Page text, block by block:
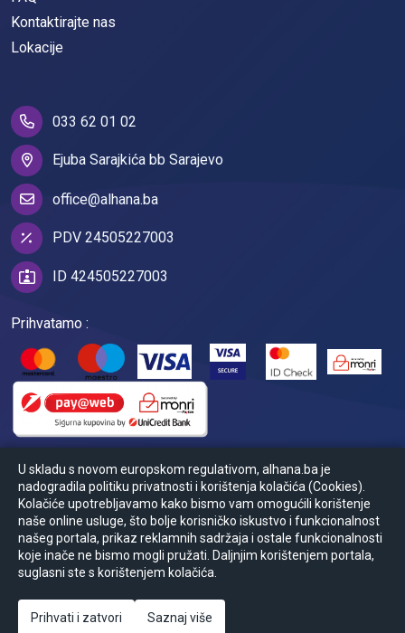
Kontaktirajte nas
Lokacije
033 62 01 02
Ejuba Sarajkića bb Sarajevo
office@alhana.ba
PDV 24505227003
ID 424505227003
Prihvatamo :
© Powered by2026 Ansoft
Zapratite nas :
U skladu s novom europskom regulativom, alhana.ba je
nadogradila politiku privatnosti i korištenja kolačića (Cookies).
Kolačiće upotrebljavamo kako bismo vam omogućili korištenje
naše online usluge, što bolje korisničko iskustvo i funkcionalnost
našeg portala, prikaz reklamnih sadržaja i ostale funkcionalnosti
koje inače ne bismo mogli pružati. Daljnjim korištenjem portala,
suglasni ste s korištenjem kolačića.
Prihvati i zatvori Saznaj više